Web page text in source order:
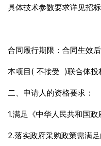
具体技术参数要求详见招标
合同履行期限：合同生效
本项目( 不接受 )联合体投
二、申请人的资格要求：
1.满足《中华人民共和国
2.落实政府采购政策需满足